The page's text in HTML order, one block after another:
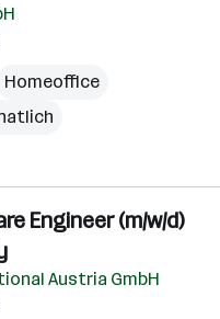
Homeoffice
Engineer (m/w/d)
Austria GmbH